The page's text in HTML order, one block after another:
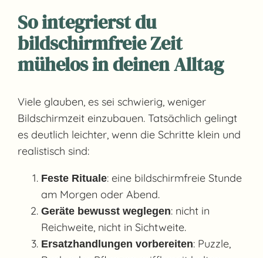
So integrierst du
bildschirmfreie Zeit
mühelos in deinen Alltag
Viele glauben, es sei schwierig, weniger
Bildschirmzeit einzubauen. Tatsächlich gelingt
es deutlich leichter, wenn die Schritte klein und
realistisch sind:
Feste Rituale: eine bildschirmfreie Stunde
am Morgen oder Abend.
Geräte bewusst weglegen: nicht in
Reichweite, nicht in Sichtweite.
Ersatzhandlungen vorbereiten: Puzzle,